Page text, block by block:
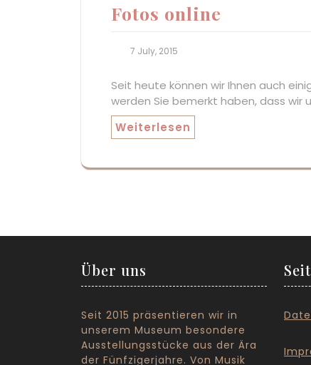
Fotos online
7 July, 2015
Seit heute können wir Ihnen auch
werden Sie bemerkt haben, dass wir
Weiterlesen
Über uns
Seit 2015 präsentieren wir in
unserem Museum besondere
Ausstellungsstücke aus der Ära
der Fünfzigerjahre. Von Musik
I